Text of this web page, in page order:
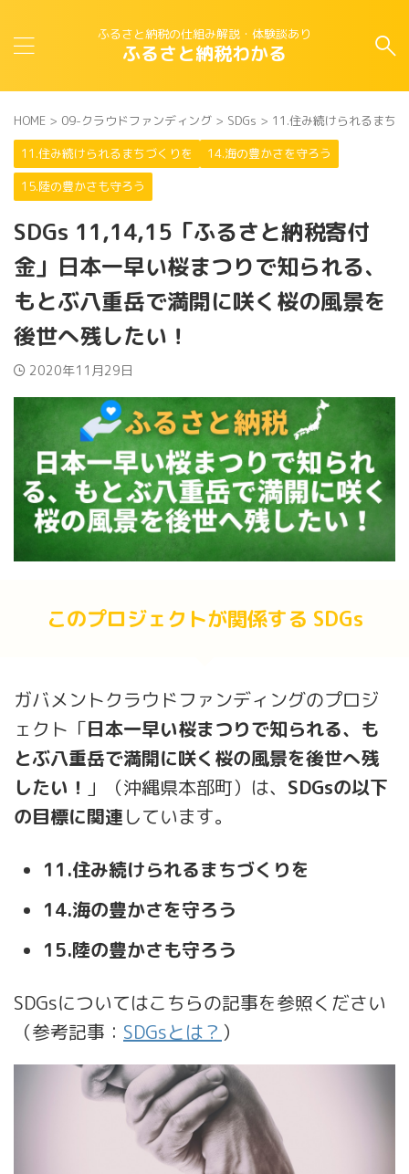
ふるさと納税の仕組み解説・体験談あり
ふるさと納税わかる
HOME > 09-クラウドファンディング > SDGs > 11.住み続けられるまち
11.住み続けられるまちづくりを
14.海の豊かさを守ろう
15.陸の豊かさも守ろう
SDGs 11,14,15「ふるさと納税寄付
金」日本一早い桜まつりで知られる、
もとぶ八重岳で満開に咲く桜の風景を
後世へ残したい！
2020年11月29日
このプロジェクトが関係する SDGs
ガバメントクラウドファンディングのプロジ
ェクト「日本一早い桜まつりで知られる、も
とぶ八重岳で満開に咲く桜の風景を後世へ残
したい！ 」（沖縄県本部町）は、 SDGsの以下
の目標に関連しています。
11.住み続けられるまちづくりを
14.海の豊かさを守ろう
15.陸の豊かさも守ろう
SDGsについてはこちらの記事を参照ください
（参考記事： SDGsとは？ ）